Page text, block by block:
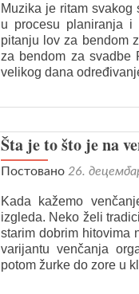
Muzika je ritam
u procesu planiranja i
pitanju lov za bendom
za bendom za svadbe
velikog dana
Šta je to što je na
Постовано 26.
Kada kažemo
izgleda. Neko želi
starim dobrim hitovima
varijantu venčanja
potom žurke do zore u